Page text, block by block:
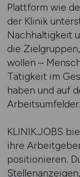
Plattform wie
der Klinik
Nachhaltigkeit
die
wollen –
Tätigkeit im
haben und auf
KLINIK.JOBS
ihre
positionieren.